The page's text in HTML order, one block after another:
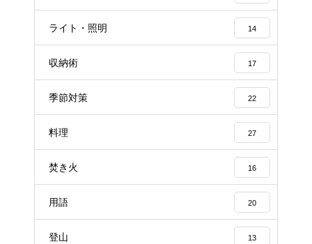
ライト・照明 14
収納術 17
季節対策 22
料理 27
焚き火 16
用語 20
登山 13